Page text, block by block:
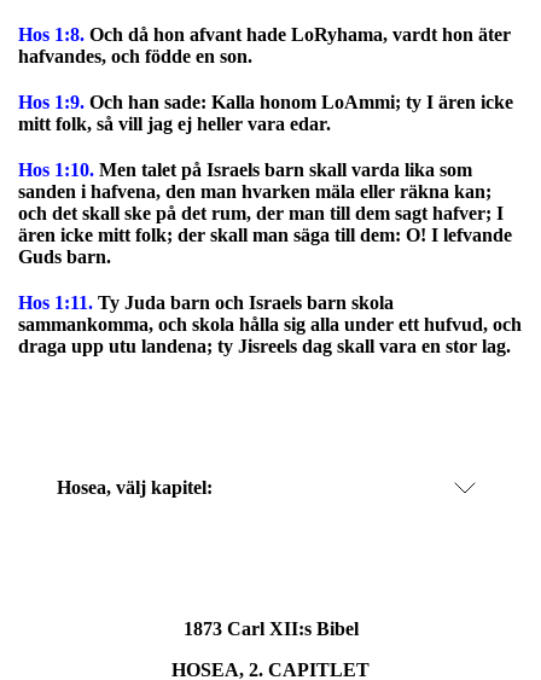
Hos 1:8. Och då hon afvant hade LoRyhama, vardt hon äter
hafvandes, och födde en son.
Hos 1:9. Och han sade: Kalla honom LoAmmi; ty I ären icke
mitt folk, så vill jag ej heller vara edar.
Hos 1:10. Men talet på Israels barn skall varda lika som
sanden i hafvena, den man hvarken mäla eller räkna kan;
och det skall ske på det rum, der man till dem sagt hafver; I
ären icke mitt folk; der skall man säga till dem: O! I lefvande
Guds barn.
Hos 1:11. Ty Juda barn och Israels barn skola
sammankomma, och skola hålla sig alla under ett hufvud, och
draga upp utu landena; ty Jisreels dag skall vara en stor lag.
Hosea, välj kapitel:
1873 Carl XII:s Bibel
HOSEA, 2. CAPITLET